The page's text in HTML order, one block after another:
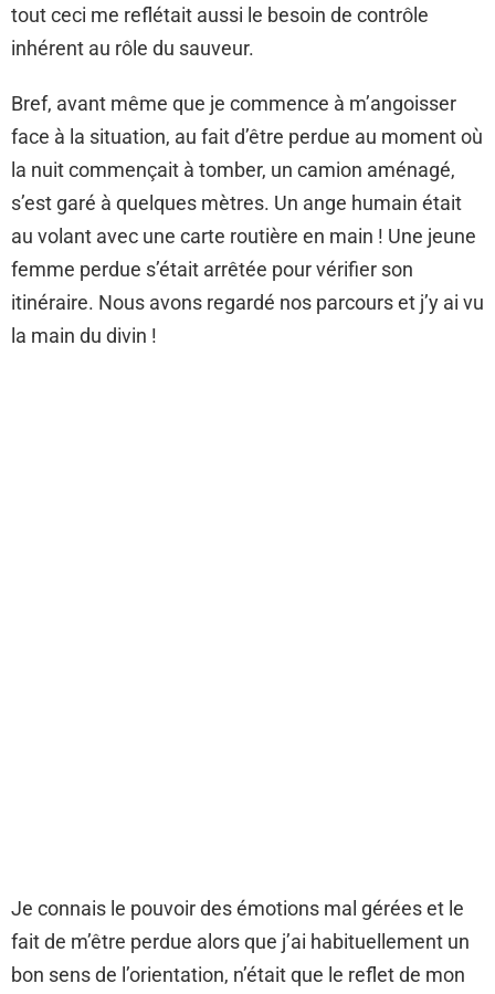
tout ceci me reflétait aussi le besoin de contrôle
inhérent au rôle du sauveur.
Bref, avant même que je commence à m’angoisser
face à la situation, au fait d’être perdue au moment où
la nuit commençait à tomber, un camion aménagé,
s’est garé à quelques mètres. Un ange humain était
au volant avec une carte routière en main ! Une jeune
femme perdue s’était arrêtée pour vérifier son
itinéraire. Nous avons regardé nos parcours et j’y ai vu
la main du divin !
Je connais le pouvoir des émotions mal gérées et le
fait de m’être perdue alors que j’ai habituellement un
bon sens de l’orientation, n’était que le reflet de mon